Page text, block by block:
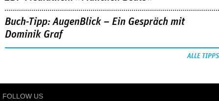
Buch-Tipp: AugenBlick – Ein Gespräch mit
Dominik Graf
ALLE TIPPS
FOLLOW US